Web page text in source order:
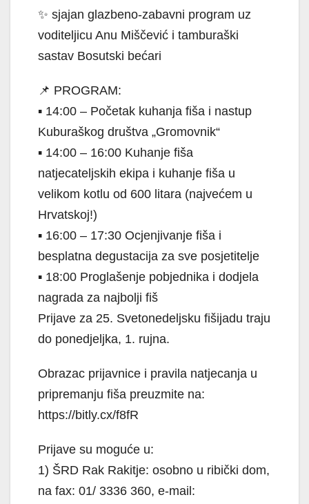
✨ sjajan glazbeno-zabavni program uz
voditeljicu Anu Miščević i tamburaški
sastav Bosutski bećari
📌 PROGRAM:
▪️ 14:00 – Početak kuhanja fiša i nastup
Kuburaškog društva „Gromovnik“
▪️ 14:00 – 16:00 Kuhanje fiša
natjecateljskih ekipa i kuhanje fiša u
velikom kotlu od 600 litara (najvećem u
Hrvatskoj!)
▪️ 16:00 – 17:30 Ocjenjivanje fiša i
besplatna degustacija za sve posjetitelje
▪️ 18:00 Proglašenje pobjednika i dodjela
nagrada za najbolji fiš
Prijave za 25. Svetonedeljsku fišijadu traju
do ponedjeljka, 1. rujna.
Obrazac prijavnice i pravila natjecanja u
pripremanju fiša preuzmite na:
https://bitly.cx/f8fR
Prijave su moguće u:
1) ŠRD Rak Rakitje: osobno u ribički dom,
na fax: 01/ 3336 360, e-mail: